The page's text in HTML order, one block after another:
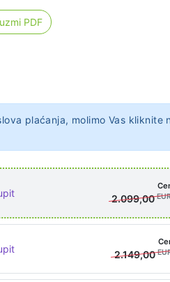
PDF
plaćanja, molimo Vas kliknite
2.099,00
2.149,00